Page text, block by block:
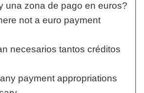
una zona de pago en euros?
not a euro payment
necesarios tantos créditos
payment appropriations